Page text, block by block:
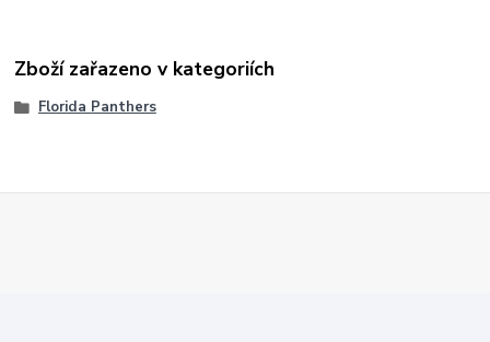
Zboží zařazeno v kategoriích
Florida Panthers